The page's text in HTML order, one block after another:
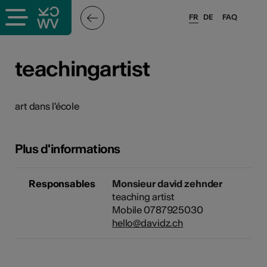
FAQ
FR DE
teachingartist
art dans l'école
Plus d'informations
Responsables
Monsieur david zehnder
teaching artist
Mobile 0787925030
hello@davidz.ch